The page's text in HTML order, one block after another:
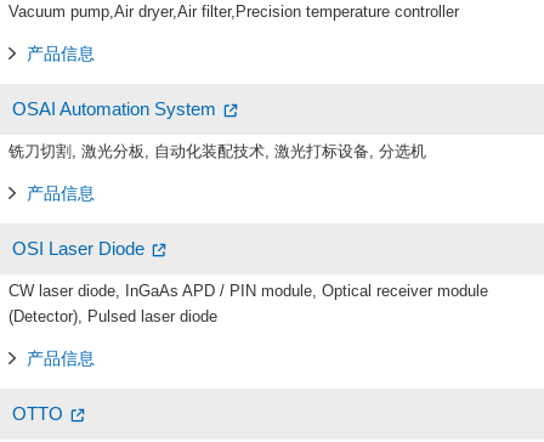
Vacuum pump,Air dryer,Air filter,Precision temperature controller
产品信息
OSAI Automation System
铣刀切割, 激光分板, 自动化装配技术, 激光打标设备, 分选机
产品信息
OSI Laser Diode
CW laser diode, InGaAs APD / PIN module, Optical receiver module
(Detector), Pulsed laser diode
产品信息
OTTO